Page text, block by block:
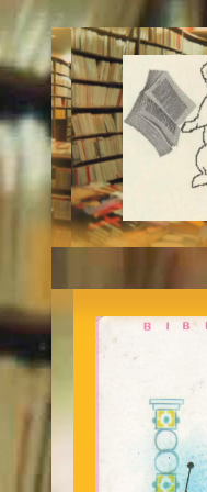
Aller
au
contenu